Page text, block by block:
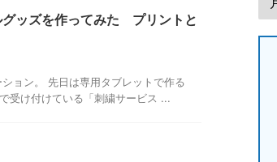
グッズを作ってみた プリントと
ョン。 先日は専用タブレットで作る
受け付けている「刺繍サービス ...